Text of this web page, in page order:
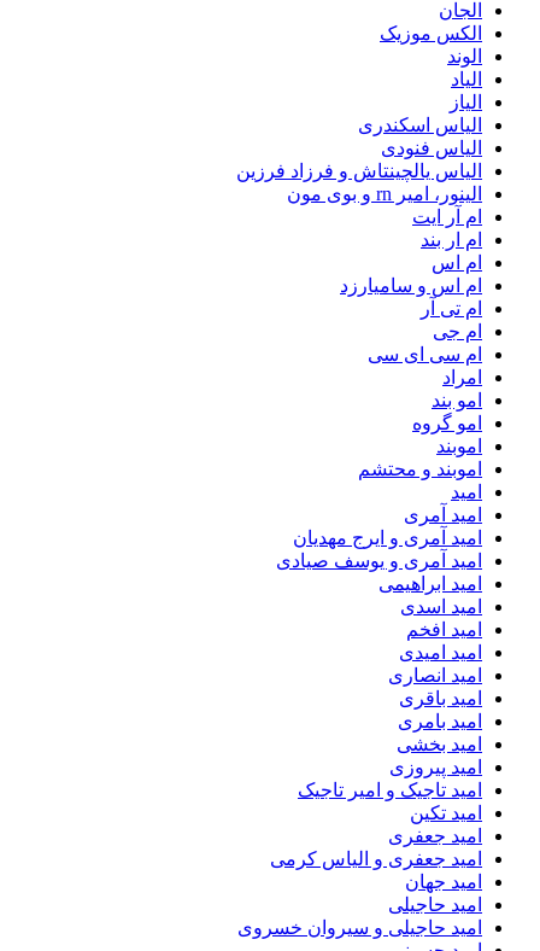
الجان
الکس موزیک
الوند
الیاد
الیاز
الیاس اسکندری
الیاس فنودی
الیاس یالچینتاش و فرزاد فرزین
الینور، امیر rn و بوی مون
ام آر ایت
ام‌ ار بند
ام اس
ام اس و سامیارزد
ام تی آر
ام جی
ام سی ای سی
امراد
امو بند
امو گروه
اموبند
اموبند و محتشم
امید
امید آمری
امید آمری و ایرج مهدیان
امید آمری و یوسف صیادی
امید ابراهیمی
امید اسدی
امید افخم
امید امیدی
امید انصاری
امید باقری
امید بامری
امید بخشی
امید پیروزی
امید تاجیک و امیر تاجیک
امید تکین
امید جعفری
امید جعفری و الیاس کرمی
امید جهان
امید حاجیلی
امید حاجیلی و سیروان خسروی